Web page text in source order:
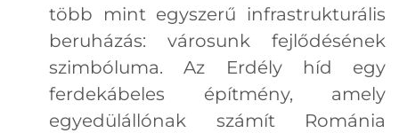
több mint egyszerű infrastrukturális
beruházás: városunk fejlődésének
szimbóluma. Az Erdély híd egy
ferdekábeles építmény, amely
egyedülállónak számít Románia